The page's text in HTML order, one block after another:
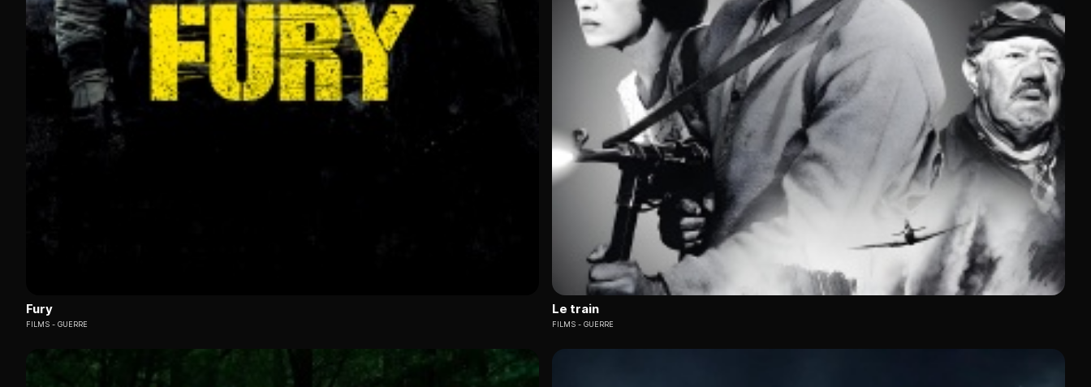
Fury
FILMS GUERRE
Le train
FILMS GUERRE